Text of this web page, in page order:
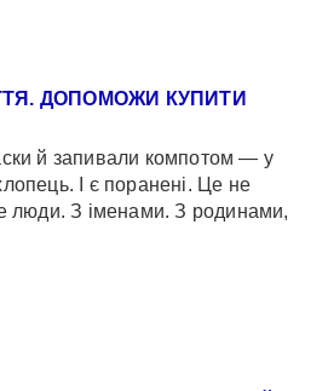
ДОПОМОЖИ КУПИТИ
й запивали компотом — у
І є поранені. Це не
люди. З іменами. З родинами,